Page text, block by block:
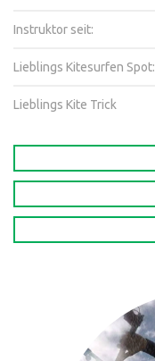
Instruktor seit:
Lieblings Kitesurfen Spot:
Lieblings Kite Trick